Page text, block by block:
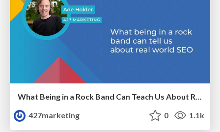
What Being in a Rock Band Can Teach Us About Real World SEO
427marketing
0 1.1k